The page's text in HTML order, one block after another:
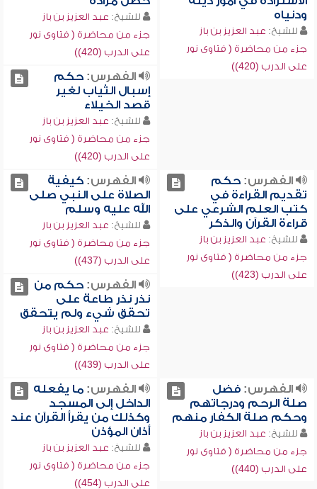
ودنياه
للشيخ: عبد العزيز بن باز
جزء من محاضرة ( فتاوى نور
على الدرب (420))
للشيخ: عبد العزيز بن باز
جزء من محاضرة ( فتاوى نور
على الدرب (420))
الفهرس:حكم
إسبال الثياب لغير
قصد الخيلاء
للشيخ: عبد العزيز بن باز
جزء من محاضرة ( فتاوى نور
على الدرب (420))
الفهرس:حكم
تقديم القراءة في
كتب العلم الشرعي على
قراءة القرآن والذكر
للشيخ: عبد العزيز بن باز
جزء من محاضرة ( فتاوى نور
على الدرب (423))
الفهرس:كيفية
الصلاة على النبي صلى
الله عليه وسلم
للشيخ: عبد العزيز بن باز
جزء من محاضرة ( فتاوى نور
على الدرب (437))
الفهرس:حكم من
نذر نذر طاعة على
تحقق شيء ولم يتحقق
للشيخ: عبد العزيز بن باز
جزء من محاضرة ( فتاوى نور
على الدرب (439))
الفهرس:فضل
صلة الرحم ودرجاتهم
وحكم صلة الكفار منهم
للشيخ: عبد العزيز بن باز
جزء من محاضرة ( فتاوى نور
على الدرب (440))
الفهرس:ما يفعله
الداخل إلى المسجد
وكذلك من يقرأ القرآن عند
أذان المؤذن
للشيخ: عبد العزيز بن باز
جزء من محاضرة ( فتاوى نور
على الدرب (454))